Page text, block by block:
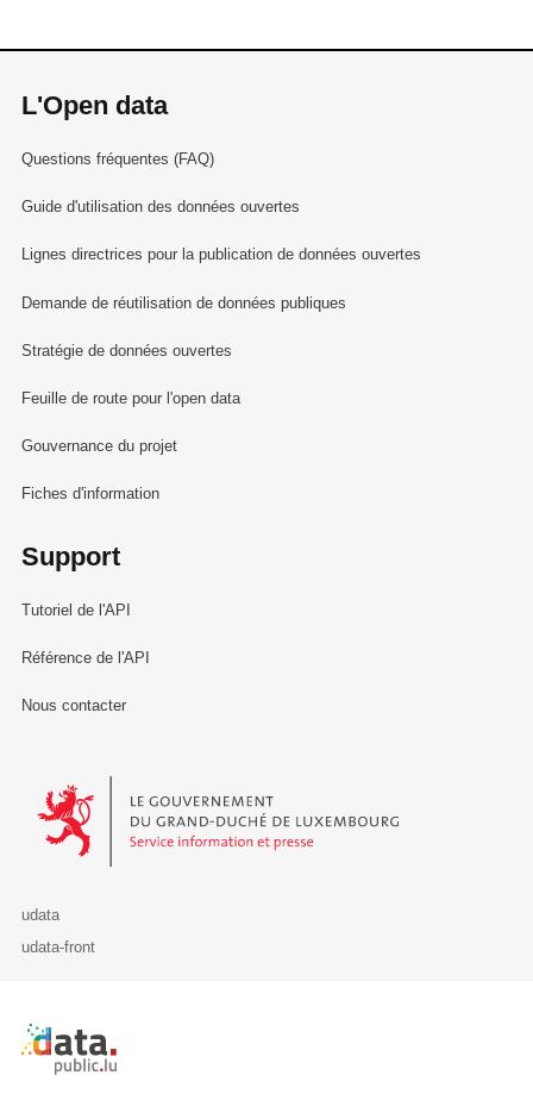
L'Open data
Questions fréquentes (FAQ)
Guide d'utilisation des données ouvertes
Lignes directrices pour la publication de données ouvertes
Demande de réutilisation de données publiques
Stratégie de données ouvertes
Feuille de route pour l'open data
Gouvernance du projet
Fiches d'information
Support
Tutoriel de l'API
Référence de l'API
Nous contacter
Le Gouvernement du Grand-Duché de Luxembourg - Service
udata
udata-front
Retour à l'accueil de data.public.lu